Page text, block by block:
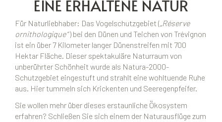
EINE ERHALTENE NATUR
Für Naturliebhaber: Das Vogelschutzgebiet („Réserve
ornithologique“) bei den Dünen und Teichen von Trévignon
ist ein über 7 Kilometer langer Dünenstreifen mit 700
Hektar Fläche. Dieser spektakuläre Naturraum von
unberührter Schönheit wurde als Natura-2000-
Schutzgebiet eingestuft und strahlt eine wohltuende Ruhe
aus. Hier tummeln sich Krickenten und Seeregenpfeifer.
Sie wollen mehr über dieses erstaunliche Ökosystem
erfahren? Schließen Sie sich einem der Naturausflüge zum